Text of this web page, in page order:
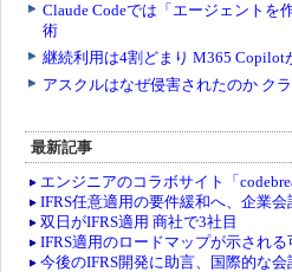
最新記事
エンジニアのコラボサイト「
IFRS任意適用の要件緩和へ、企業
双日がIFRS適用 商社で3社目
IFRS適用のロードマップが示され
今後のIFRS開発に助言、国際的な